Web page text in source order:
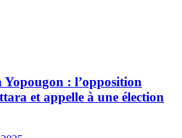
: l’opposition
et appelle à une élection